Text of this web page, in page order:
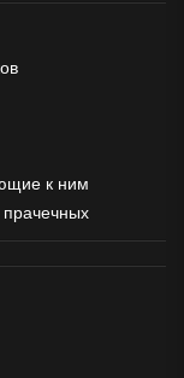
к ним
прачечных